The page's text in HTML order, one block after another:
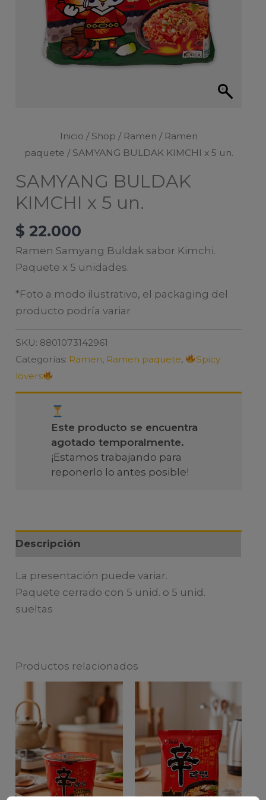
Inicio / Shop / Ramen / Ramen
paquete / SAMYANG BULDAK KIMCHI x 5 un.
SAMYANG BULDAK
KIMCHI x 5 un.
$ 22.000
Ramen Samyang Buldak sabor Kimchi.
Paquete x 5 unidades.
*Foto a modo ilustrativo, el packaging del
producto podría variar
SKU: 8801073142961
Categorías: Ramen, Ramen paquete,
Spicy
lovers
Este producto se encuentra
agotado temporalmente.
¡Estamos trabajando para
reponerlo lo antes posible!
Descripción
La presentación puede variar.
Paquete cerrado con 5 unid. o 5 unid.
sueltas
Productos relacionados